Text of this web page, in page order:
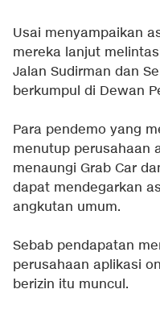
Usai menyampaikan
mereka lanjut
Jalan Sudirman dan
berkumpul di Dewan
Para pendemo yang
menutup perusahaan
menaungi Grab Car
dapat mendegarkan
angkutan umum.
Sebab pendapatan
perusahaan aplikasi
berizin itu muncul.